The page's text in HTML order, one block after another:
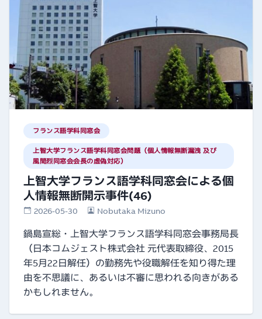
フランス語学科同窓会
上智大学フランス語学科同窓会問題（個人情報無断漏洩 及び
風間烈同窓会会長の虚偽対応）
上智大学フランス語学科同窓会による個
人情報無断開示事件(46)
2026-05-30 Nobutaka Mizuno
鍋島宣総・上智大学フランス語学科同窓会事務局長
（日本コムジェスト株式会社 元代表取締役、2015
年5月22日解任）の勤務先や役職解任を知り得た理
由を不思議に、あるいは不審に思われる向きがある
かもしれません。